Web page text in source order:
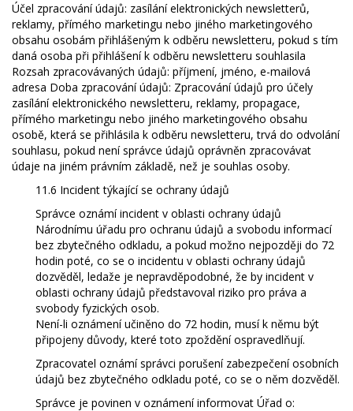
Účel zpracování údajů: zasílání elektronických newsletterů,
reklamy, přímého marketingu nebo jiného marketingového
obsahu osobám přihlášeným k odběru newsletteru, pokud s tím
daná osoba při přihlášení k odběru newsletteru souhlasila
Rozsah zpracovávaných údajů: příjmení, jméno, e-mailová
adresa Doba zpracování údajů: Zpracování údajů pro účely
zasílání elektronického newsletteru, reklamy, propagace,
přímého marketingu nebo jiného marketingového obsahu
osobě, která se přihlásila k odběru newsletteru, trvá do odvolání
souhlasu, pokud není správce údajů oprávněn zpracovávat
údaje na jiném právním základě, než je souhlas osoby.
11.6 Incident týkající se ochrany údajů
Správce oznámí incident v oblasti ochrany údajů
Národnímu úřadu pro ochranu údajů a svobodu informací
bez zbytečného odkladu, a pokud možno nejpozději do 72
hodin poté, co se o incidentu v oblasti ochrany údajů
dozvěděl, ledaže je nepravděpodobné, že by incident v
oblasti ochrany údajů představoval riziko pro práva a
svobody fyzických osob.
Není-li oznámení učiněno do 72 hodin, musí k němu být
připojeny důvody, které toto zpoždění ospravedlňují.
Zpracovatel oznámí správci porušení zabezpečení osobních
údajů bez zbytečného odkladu poté, co se o něm dozvěděl.
Správce je povinen v oznámení informovat Úřad o: